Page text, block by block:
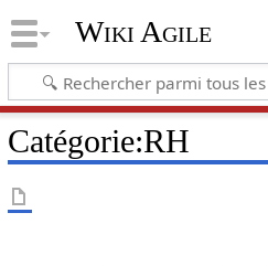
Wiki Agile
Catégorie:RH